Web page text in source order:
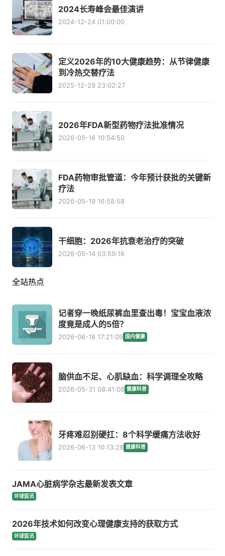
2024长寿峰会最佳演讲
2024-12-24 01:00:00
定义2026年的10大健康趋势：从节律健康
到冷热交替疗法
2025-12-29 23:02:27
2026年FDA新型药物疗法批准情况
2026-05-16 10:54:50
FDA药物审批管道：今年预计获批的关键新
疗法
2026-05-19 16:58:58
干细胞：2026年抗衰老治疗的突破
2026-05-14 03:59:16
全站热点
记者穿一晚纸尿裤血里查出毒！宝宝血液浓
度竟是成人的5倍？
2026-06-18 17:21:09 国内健康
脑供血不足、心肌缺血：科学调理全攻略
2026-05-31 08:41:08 健康科普
牙疼难忍别硬扛：8个科学缓痛方法收好
2026-06-13 10:13:28 健康科普
JAMA心脏病学杂志最新发表文章
环球医讯
2026年技术如何改变心理健康支持的获取方式
环球医讯